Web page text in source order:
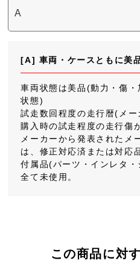
[A] 車両・ケースともに美
車両状態は美品(動力・傷
状態)
試走数回程度の走行暦(メ
購入時の試走程度の走行傷
メーカーから発表されたメ
は、修正対応済または対応
付属品(パーツ・インレタ
全て未使用。
この商品に対